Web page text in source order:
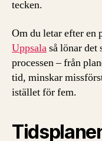
tecken.
Om du letar efter
Uppsalaså lönar det
processen – från
tid, minskar
istället för fem.